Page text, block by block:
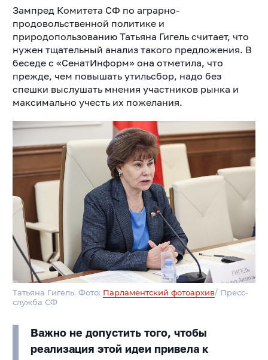
Зампред Комитета СФ по аграрно-
продовольственной политике и
природопользованию Татьяна Гигель считает, что
нужен тщательный анализ такого предложения. В
беседе с «СенатИнформ» она отметила, что
прежде, чем повышать утильсбор, надо без
спешки выслушать мнения участников рынка и
максимально учесть их пожелания.
Татьяна Гигель. Фото: Парламентский фотоархив/ Пресс-
служба СФ
Важно не допустить того, чтобы
реализация этой идеи привела к